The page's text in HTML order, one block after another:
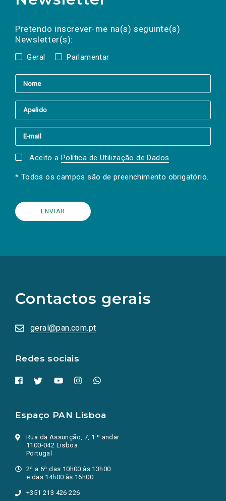
Pretendo inscrever-me na(s) seguinte(s)
Newsletter(s):
Geral Parlamentar
a(s) newsletter(s).
mail
Aceito a Política de Utilização de Dados.
* Todos os campos são de preenchimento obrigatório.
Contactos gerais
geral@pan.com.pt
Redes sociais
redes
sociais
numa
nova
Espaço PAN Lisboa
Rua da Assunção, 7, 1.º andar
1100-042 Lisboa
Portugal
2ª a 6ª das 10h00 às 13h00
e das 14h00 às 16h00
+351 213 426 226